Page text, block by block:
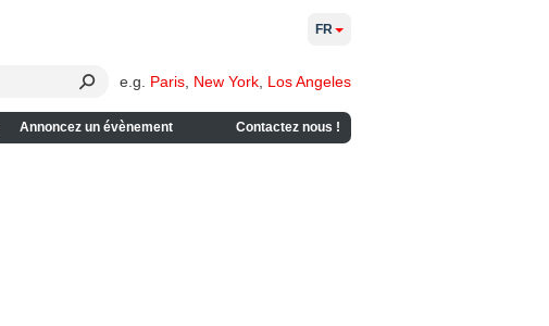
e.g. Paris New York Los Angeles
Annoncez un évènement Contactez nous !
FR